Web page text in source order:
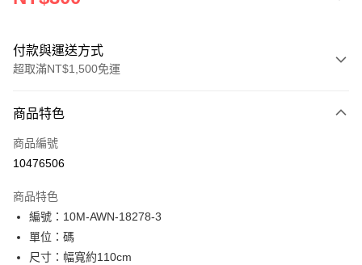
付款與運送方式
超取滿NT$1,500免運
信用卡一次付款
超商取貨付款
Apple Pay
街口支付
商品特色
商品編號
10476506
商品特色
編號：10M-AWN-18278-3
單位：碼
尺寸：幅寬約110cm